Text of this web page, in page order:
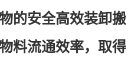
的安全高效装卸搬
料流通效率，取得